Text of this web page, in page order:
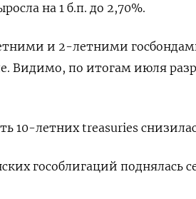
на 1 б.п. до 2,70%.
и 2-летними
Видимо, по итогам июля
10-летних treasuries
гособлигаций поднялась